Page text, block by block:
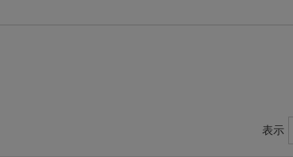
表示